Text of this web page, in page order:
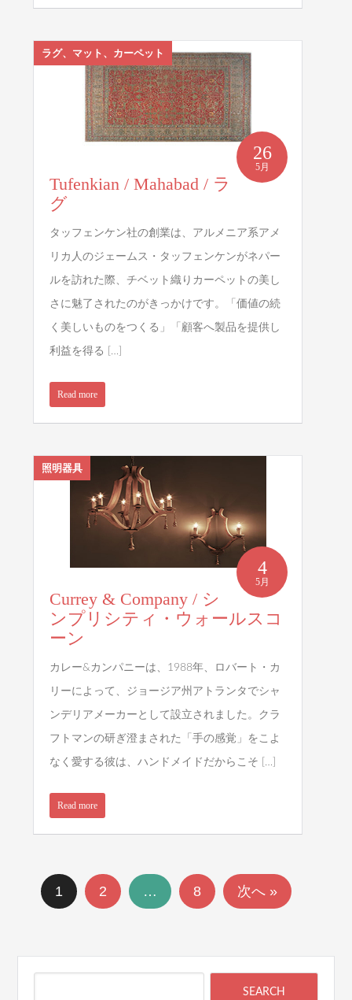
ラグ、マット、カーペット
26
5月
Tufenkian / Mahabad / ラ
グ
タッフェンケン社の創業は、アルメニア系アメ
リカ人のジェームス・タッフェンケンがネパー
ルを訪れた際、チベット織りカーペットの美し
さに魅了されたのがきっかけです。「価値の続
く美しいものをつくる」「顧客へ製品を提供し
利益を得る […]
Read more
照明器具
4
5月
Currey & Company / シ
ンプリシティ・ウォールスコ
ーン
カレー&カンパニーは、1988年、ロバート・カ
リーによって、ジョージア州アトランタでシャ
ンデリアメーカーとして設立されました。クラ
フトマンの研ぎ澄まされた「手の感覚」をこよ
なく愛する彼は、ハンドメイドだからこそ […]
Read more
1 2 … 8 次へ »